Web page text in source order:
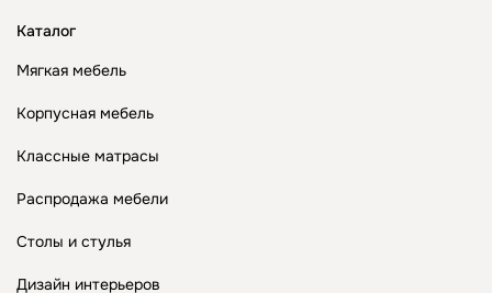
Каталог
Мягкая мебель
Корпусная мебель
Классные матрасы
Распродажа мебели
Столы и стулья
Дизайн интерьеров